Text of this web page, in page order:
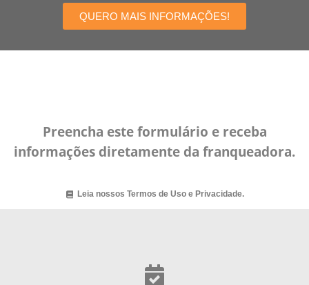
QUERO MAIS INFORMAÇÕES!
Preencha este formulário e receba
informações diretamente da franqueadora.
Leia nossos Termos de Uso e Privacidade.